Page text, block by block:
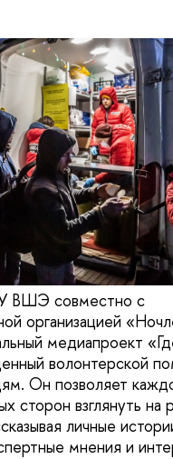
ВШЭ совместно с
организацией
медиапроект
волонтерской
Он позволяет
сторон взглянуть на
личные
мнения и